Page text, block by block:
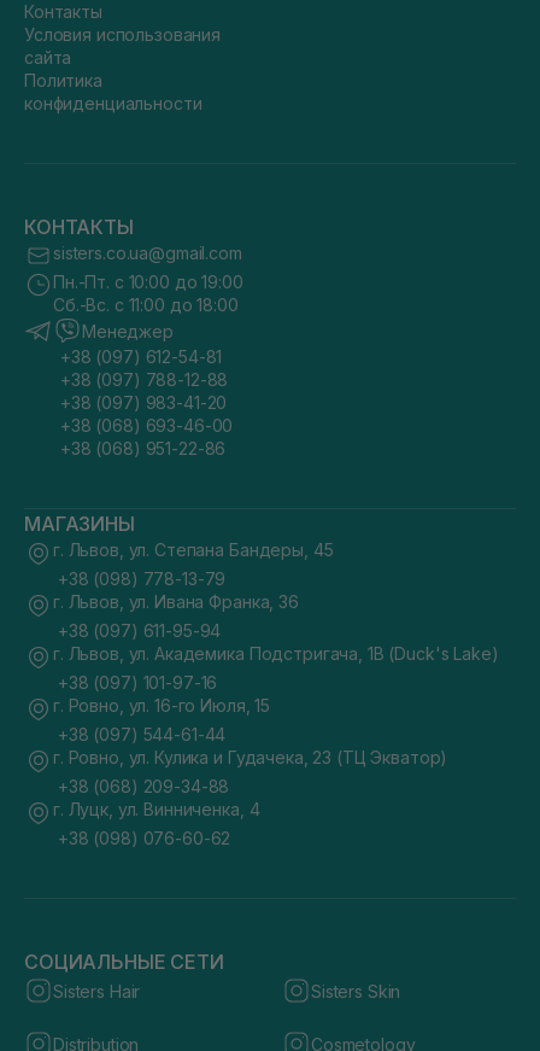
Контакты
Условия использования
сайта
Политика
конфиденциальности
КОНТАКТЫ
sisters.co.ua@gmail.com
Пн.-Пт. с 10:00 до 19:00
Сб.-Вс. с 11:00 до 18:00
Менеджер
+38 (097) 612-54-81
+38 (097) 788-12-88
+38 (097) 983-41-20
+38 (068) 693-46-00
+38 (068) 951-22-86
МАГАЗИНЫ
г. Львов, ул. Степана Бандеры, 45
+38 (098) 778-13-79
г. Львов, ул. Ивана Франка, 36
+38 (097) 611-95-94
г. Львов, ул. Академика Подстригача, 1В (Duck's Lake)
+38 (097) 101-97-16
г. Ровно, ул. 16-го Июля, 15
+38 (097) 544-61-44
г. Ровно, ул. Кулика и Гудачека, 23 (ТЦ Экватор)
+38 (068) 209-34-88
г. Луцк, ул. Винниченка, 4
+38 (098) 076-60-62
СОЦИАЛЬНЫЕ СЕТИ
Sisters Hair Sisters Skin
Distribution Cosmetology